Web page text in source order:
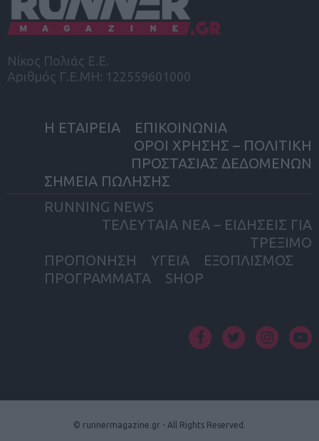
Νίκος Πολιάς Ε.Ε.
Αριθμός Γ.Ε.ΜΗ: 122559601000
Η ΕΤΑΙΡΕΙΑ
ΕΠΙΚΟΙΝΩΝΙΑ
ΟΡΟΙ ΧΡΗΣΗΣ – ΠΟΛΙΤΙΚΗ
ΠΡΟΣΤΑΣΙΑΣ ΔΕΔΟΜΕΝΩΝ
ΣΗΜΕΙΑ ΠΩΛΗΣΗΣ
RUNNING NEWS
ΤΕΛΕΥΤΑΙΑ ΝΕΑ – ΕΙΔΗΣΕΙΣ ΓΙΑ
ΤΡΕΞΙΜΟ
ΠΡΟΠΟΝΗΣΗ
ΥΓΕΙΑ
ΕΞΟΠΛΙΣΜΟΣ
ΠΡΟΓΡΑΜΜΑΤΑ
SHOP
© runnermagazine.gr - All Rights Reserved.